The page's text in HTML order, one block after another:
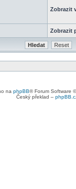
Zobrazit
Zobrazit
na phpBB® Forum Software
Český překlad –